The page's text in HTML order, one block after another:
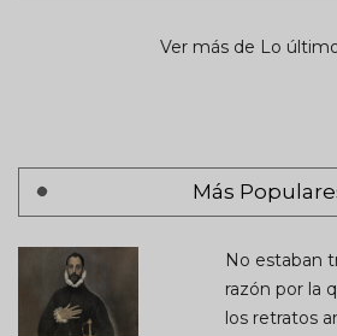
Ver más de Lo
Más
No estaban
razón por la
los retratos